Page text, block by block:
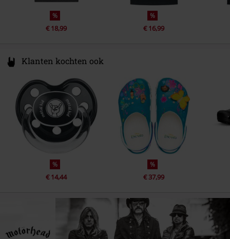
%
€ 18,99
%
€ 16,99
Klanten kochten ook
%
€ 14,44
%
€ 37,99